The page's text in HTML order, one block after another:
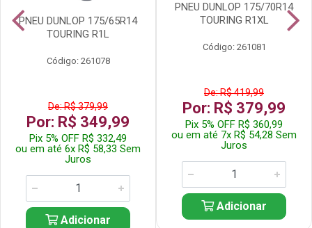
PNEU DUNLOP 175/65R14
TOURING R1L
Código: 261078
De: R$ 379,99
Por: R$ 349,99
Pix 5% OFF R$ 332,49
ou em até 6x R$ 58,33 Sem
Juros
Adicionar
PNEU DUNLOP 175/70R14
TOURING R1XL
Código: 261081
De: R$ 419,99
Por: R$ 379,99
Pix 5% OFF R$ 360,99
ou em até 7x R$ 54,28 Sem
Juros
Adicionar